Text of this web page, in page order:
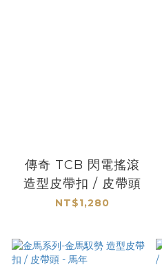
傳奇 TCB 閃電搖滾
造型皮帶扣 / 皮帶頭
NT$1,280